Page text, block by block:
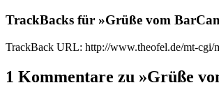
TrackBacks für »Grüße vom
TrackBack URL: http://www.theofel.de/mt-cgi/
1 Kommentare zu »Grüße